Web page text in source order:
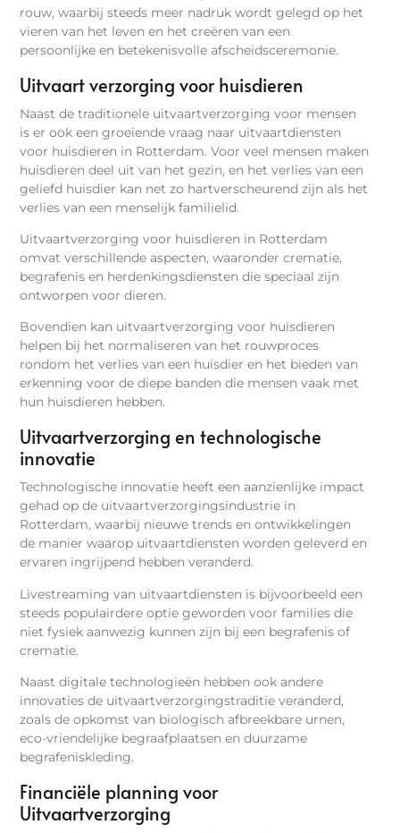
rouw, waarbij steeds meer nadruk wordt gelegd op het
vieren van het leven en het creëren van een
persoonlijke en betekenisvolle afscheidsceremonie.
Uitvaart verzorging voor huisdieren
Naast de traditionele uitvaartverzorging voor mensen
is er ook een groeiende vraag naar uitvaartdiensten
voor huisdieren in Rotterdam. Voor veel mensen maken
huisdieren deel uit van het gezin, en het verlies van een
geliefd huisdier kan net zo hartverscheurend zijn als het
verlies van een menselijk familielid.
Uitvaartverzorging voor huisdieren in Rotterdam
omvat verschillende aspecten, waaronder crematie,
begrafenis en herdenkingsdiensten die speciaal zijn
ontworpen voor dieren.
Bovendien kan uitvaartverzorging voor huisdieren
helpen bij het normaliseren van het rouwproces
rondom het verlies van een huisdier en het bieden van
erkenning voor de diepe banden die mensen vaak met
hun huisdieren hebben.
Uitvaartverzorging en technologische
innovatie
Technologische innovatie heeft een aanzienlijke impact
gehad op de uitvaartverzorgingsindustrie in
Rotterdam, waarbij nieuwe trends en ontwikkelingen
de manier waarop uitvaartdiensten worden geleverd en
ervaren ingrijpend hebben veranderd.
Livestreaming van uitvaartdiensten is bijvoorbeeld een
steeds populairdere optie geworden voor families die
niet fysiek aanwezig kunnen zijn bij een begrafenis of
crematie.
Naast digitale technologieën hebben ook andere
innovaties de uitvaartverzorgingstraditie veranderd,
zoals de opkomst van biologisch afbreekbare urnen,
eco-vriendelijke begraafplaatsen en duurzame
begrafeniskleding.
Financiële planning voor
Uitvaartverzorging